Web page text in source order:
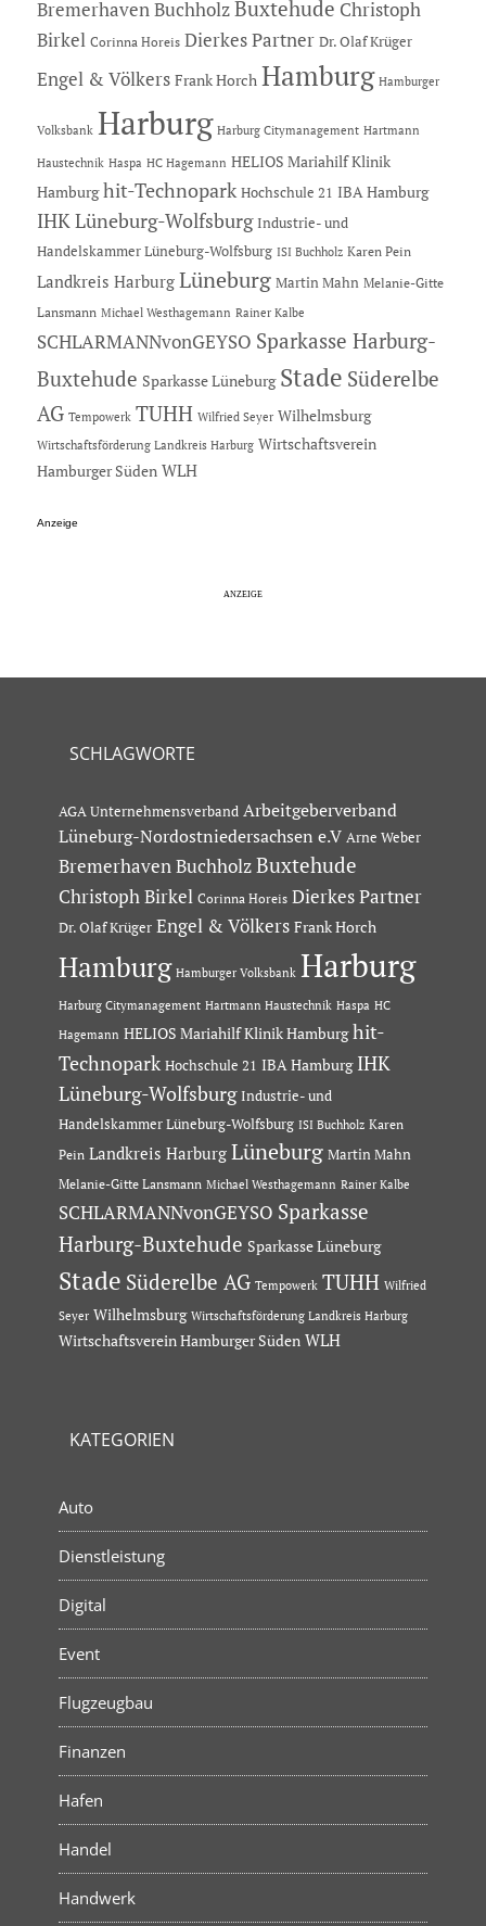
Bremerhaven Buchholz Buxtehude Christoph
Birkel Corinna Horeis Dierkes Partner Dr. Olaf Krüger
Engel & Völkers Frank Horch Hamburg Hamburger
Volksbank Harburg Harburg Citymanagement Hartmann
Haustechnik Haspa HC Hagemann HELIOS Mariahilf Klinik
Hamburg hit-Technopark Hochschule 21 IBA Hamburg
IHK Lüneburg-Wolfsburg Industrie- und
Handelskammer Lüneburg-Wolfsburg ISI Buchholz Karen Pein
Landkreis Harburg Lüneburg Martin Mahn Melanie-Gitte
Lansmann Michael Westhagemann Rainer Kalbe
SCHLARMANNvonGEYSO Sparkasse Harburg-
Buxtehude Sparkasse Lüneburg Stade Süderelbe
AG Tempowerk TUHH Wilfried Seyer Wilhelmsburg
Wirtschaftsförderung Landkreis Harburg Wirtschaftsverein
Hamburger Süden WLH
Anzeige
SCHLAGWORTE
AGA Unternehmensverband Arbeitgeberverband
Lüneburg-Nordostniedersachsen e.V Arne Weber
Bremerhaven Buchholz Buxtehude
Christoph Birkel Corinna Horeis Dierkes Partner
Dr. Olaf Krüger Engel & Völkers Frank Horch
Hamburg Hamburger Volksbank Harburg
Harburg Citymanagement Hartmann Haustechnik Haspa HC
Hagemann HELIOS Mariahilf Klinik Hamburg hit-
Technopark Hochschule 21 IBA Hamburg IHK
Lüneburg-Wolfsburg Industrie- und
Handelskammer Lüneburg-Wolfsburg ISI Buchholz Karen
Pein Landkreis Harburg Lüneburg Martin Mahn
Melanie-Gitte Lansmann Michael Westhagemann Rainer Kalbe
SCHLARMANNvonGEYSO Sparkasse
Harburg-Buxtehude Sparkasse Lüneburg
Stade Süderelbe AG Tempowerk TUHH Wilfried
Seyer Wilhelmsburg Wirtschaftsförderung Landkreis Harburg
Wirtschaftsverein Hamburger Süden WLH
KATEGORIEN
Auto
Dienstleistung
Digital
Event
Flugzeugbau
Finanzen
Hafen
Handel
Handwerk